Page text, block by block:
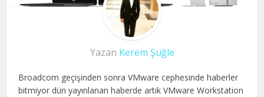
Yazan Kerem Şuğle
Broadcom geçişinden sonra VMware cephesinde haberler
bitmiyor dün yayınlanan haberde artık VMware Workstation